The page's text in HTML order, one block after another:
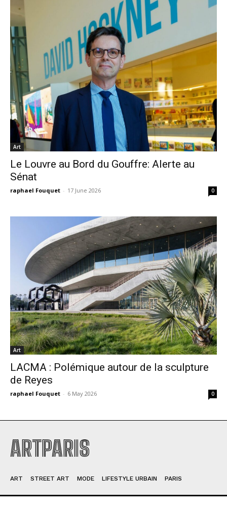
Art
Le Louvre au Bord du Gouffre: Alerte au
Sénat
raphael Fouquet - 17 June 2026 0
Art
LACMA : Polémique autour de la sculpture
de Reyes
raphael Fouquet - 6 May 2026 0
ARTPARIS
ART STREET ART MODE LIFESTYLE URBAIN PARIS